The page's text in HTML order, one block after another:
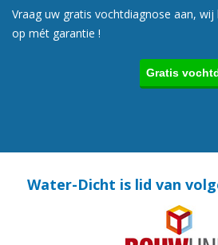
Vraag uw gratis vochtdiagnose aan,
op mét garantie !
Gratis
Water-Dicht is lid van